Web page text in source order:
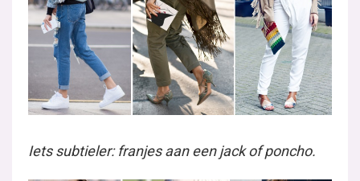
Iets subtieler: franjes aan een jack of poncho.